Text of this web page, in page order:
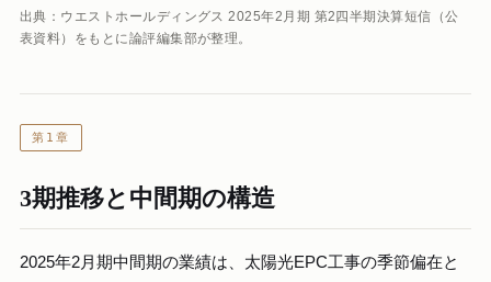
出典：ウエストホールディングス 2025年2月期 第2四半期決算短信（公
表資料）をもとに論評編集部が整理。
第1章
3期推移と中間期の構造
2025年2月期中間期の業績は、太陽光EPC工事の季節偏在と